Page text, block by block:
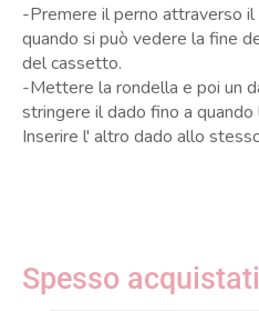
-Premere il perno attraverso
quando si può vedere la fine
del cassetto.
-Mettere la rondella e poi un
stringere il dado fino a
Inserire l' altro dado allo
Spesso